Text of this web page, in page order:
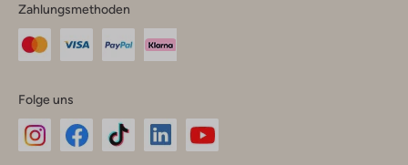
Zahlungsmethoden
Folge uns